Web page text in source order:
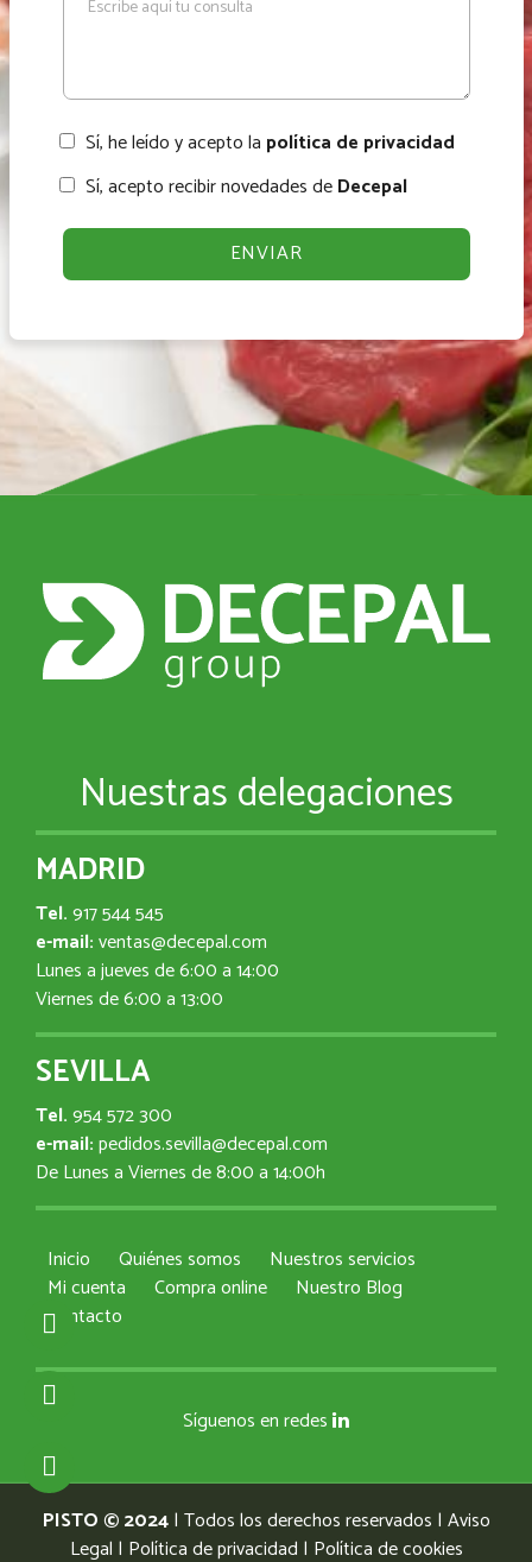
Sí, he leído y acepto la política de privacidad
Sí, acepto recibir novedades deDecepal
Nuestras delegaciones
MADRID
Tel.917 544 545
e-mail:ventas@decepal.com
Lunes a jueves de 6:00 a 14:00
Viernes de 6:00 a 13:00
SEVILLA
Tel.954 572 300
e-mail:pedidos.sevilla@decepal.com
De Lunes a Viernes de 8:00 a 14:00h
Inicio Quiénes somos
Nuestros servicios
Mi cuenta
Compra online
Nuestro Blog
Contacto
Síguenos en redes
PISTO © 2024| Todos los derechos reservados | Aviso
Legal | Política de privacidad | Política de cookies